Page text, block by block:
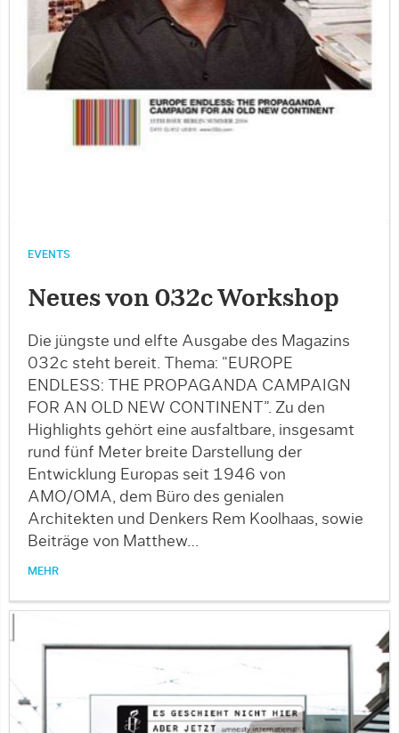
EVENTS
Neues von 032c Workshop
Die jüngste und elfte Ausgabe des Magazins
032c steht bereit. Thema: “EUROPE
ENDLESS: THE PROPAGANDA CAMPAIGN
FOR AN OLD NEW CONTINENT”. Zu den
Highlights gehört eine ausfaltbare, insgesamt
rund fünf Meter breite Darstellung der
Entwicklung Europas seit 1946 von
AMO/OMA, dem Büro des genialen
Architekten und Denkers Rem Koolhaas, sowie
Beiträge von Matthew…
MEHR